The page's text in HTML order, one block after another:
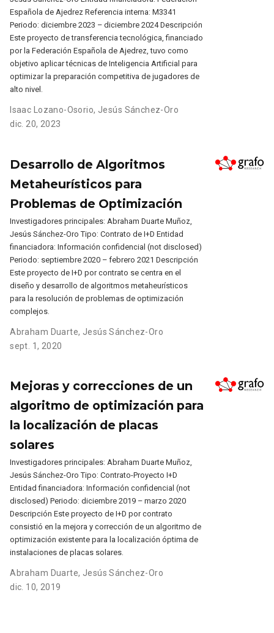
Española de Ajedrez Referencia interna: M3341
Periodo: diciembre 2023 – diciembre 2024 Descripción
Este proyecto de transferencia tecnológica, financiado
por la Federación Española de Ajedrez, tuvo como
objetivo aplicar técnicas de Inteligencia Artificial para
optimizar la preparación competitiva de jugadores de
alto nivel.
Isaac Lozano-Osorio, Jesús Sánchez-Oro
dic. 20, 2023
Desarrollo de Algoritmos
Metaheurísticos para
Problemas de Optimización
Investigadores principales: Abraham Duarte Muñoz,
Jesús Sánchez-Oro Tipo: Contrato de I+D Entidad
financiadora: Información confidencial (not disclosed)
Periodo: septiembre 2020 – febrero 2021 Descripción
Este proyecto de I+D por contrato se centra en el
diseño y desarrollo de algoritmos metaheurísticos
para la resolución de problemas de optimización
complejos.
Abraham Duarte, Jesús Sánchez-Oro
sept. 1, 2020
Mejoras y correcciones de un
algoritmo de optimización para
la localización de placas
solares
Investigadores principales: Abraham Duarte Muñoz,
Jesús Sánchez-Oro Tipo: Contrato-Proyecto I+D
Entidad financiadora: Información confidencial (not
disclosed) Periodo: diciembre 2019 – marzo 2020
Descripción Este proyecto de I+D por contrato
consistió en la mejora y corrección de un algoritmo de
optimización existente para la localización óptima de
instalaciones de placas solares.
Abraham Duarte, Jesús Sánchez-Oro
dic. 10, 2019